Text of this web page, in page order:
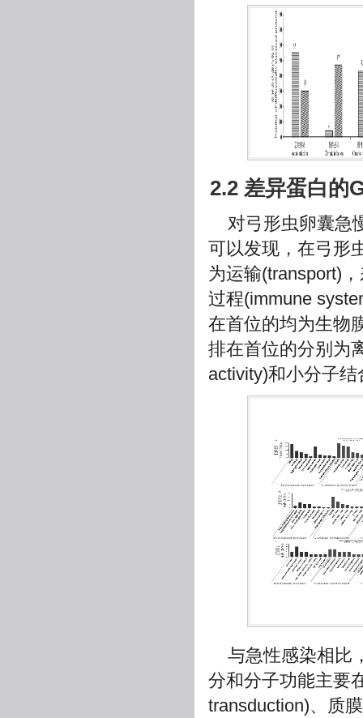
2.2 差异蛋白的
对弓形虫卵囊急
可以发现，在弓形
为运输(transport)
过程(immune
在首位的均为生物
排在首位的分别为
activity)和小分子
与急性感染相比
分和分子功能主要
transduction)、质